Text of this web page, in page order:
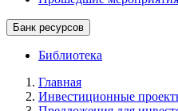
Банк ресурсов
Библиотека
Главная
Инвестиционные